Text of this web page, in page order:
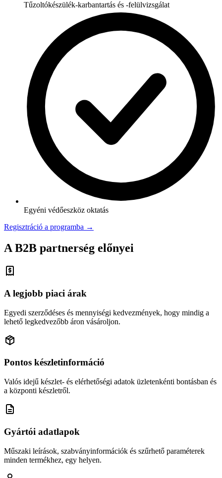
Tűzoltókészülék-karbantartás és -felülvizsgálat
Egyéni védőeszköz oktatás
Regisztráció a programba →
A B2B partnerség előnyei
A legjobb piaci árak
Egyedi szerződéses és mennyiségi kedvezmények, hogy mindig a
lehető legkedvezőbb áron vásároljon.
Pontos készletinformáció
Valós idejű készlet- és elérhetőségi adatok üzletenkénti bontásban és
a központi készletről.
Gyártói adatlapok
Műszaki leírások, szabványinformációk és szűrhető paraméterek
minden termékhez, egy helyen.